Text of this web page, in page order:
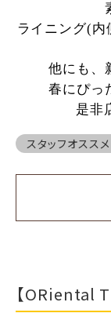
ライニング(
他にも、
春にぴっ
是非
スタッフオススメ
【ORiental